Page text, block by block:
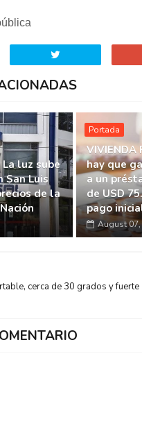
luz sube
San Luis
de la
Portada
VIVIENDA
hay que
a un
de USD
pago
August 07,
cerca de 30 grados y fuerte